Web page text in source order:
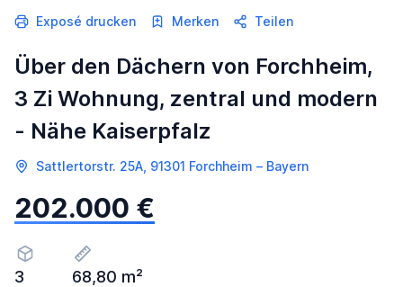
Exposé drucken Merken Teilen
Über den Dächern von Forchheim,
3 Zi Wohnung, zentral und modern
- Nähe Kaiserpfalz
Sattlertorstr. 25A, 91301 Forchheim – Bayern
202.000 €
3 68,80 m²